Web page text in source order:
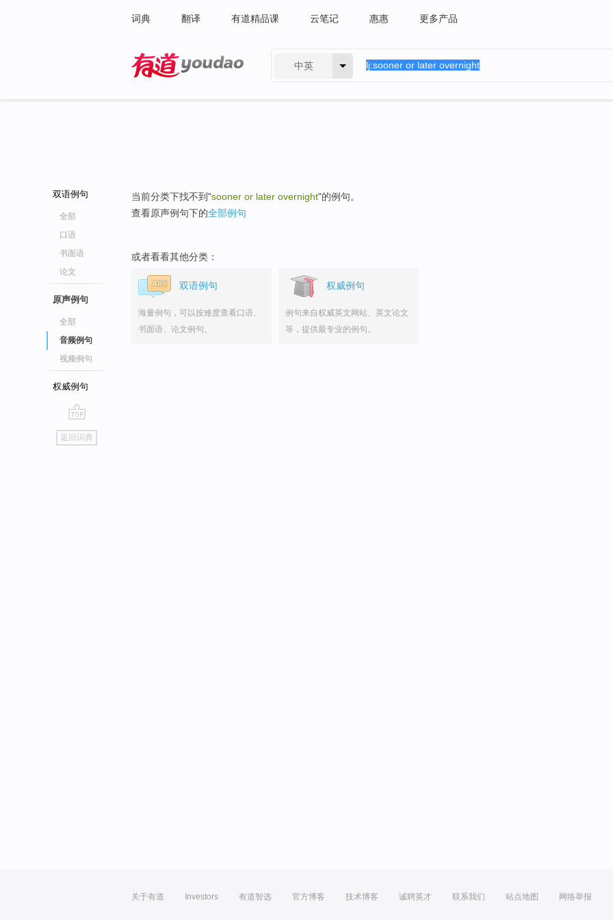
词典 翻译 有道精品课 云笔记 惠惠 更多产品
中英
双语例句
全部
口语
书面语
论文
原声例句
全部
音频例句
视频例句
权威例句
go
top
返回词典
当前分类下找不到"sooner or later overnight"的例句。
查看原声例句下的全部例句
或者看看其他分类：
双语例句
海量例句，可以按难度查看口语、
书面语、论文例句。
权威例句
例句来自权威英文网站、英文论文
等，提供最专业的例句。
关于有道 Investors 有道智选 官方博客 技术博客 诚聘英才 联系我们 站点地图 网络举报